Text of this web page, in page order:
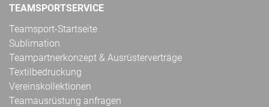
TEAMSPORTSERVICE
Teamsport-Startseite
Sublimation
Teampartnerkonzept & Ausrüsterverträge
Textilbedruckung
Vereinskollektionen
Teamausrüstung anfragen